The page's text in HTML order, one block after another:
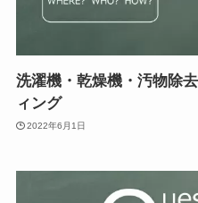
洗濯機・乾燥機・汚物除
ィング
2022年6月1日